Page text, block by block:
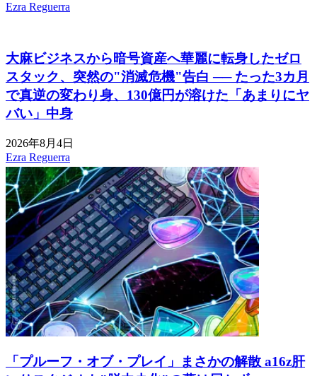
Ezra Reguerra
大麻ビジネスから暗号資産へ華麗に転身したゼロ
スタック、突然の"消滅危機"告白 ── たった3カ月
で真逆の変わり身、130億円が溶けた「あまりにヤ
バい」中身
2026年8月4日
Ezra Reguerra
「プルーフ・オブ・プレイ」まさかの解散 a16z肝